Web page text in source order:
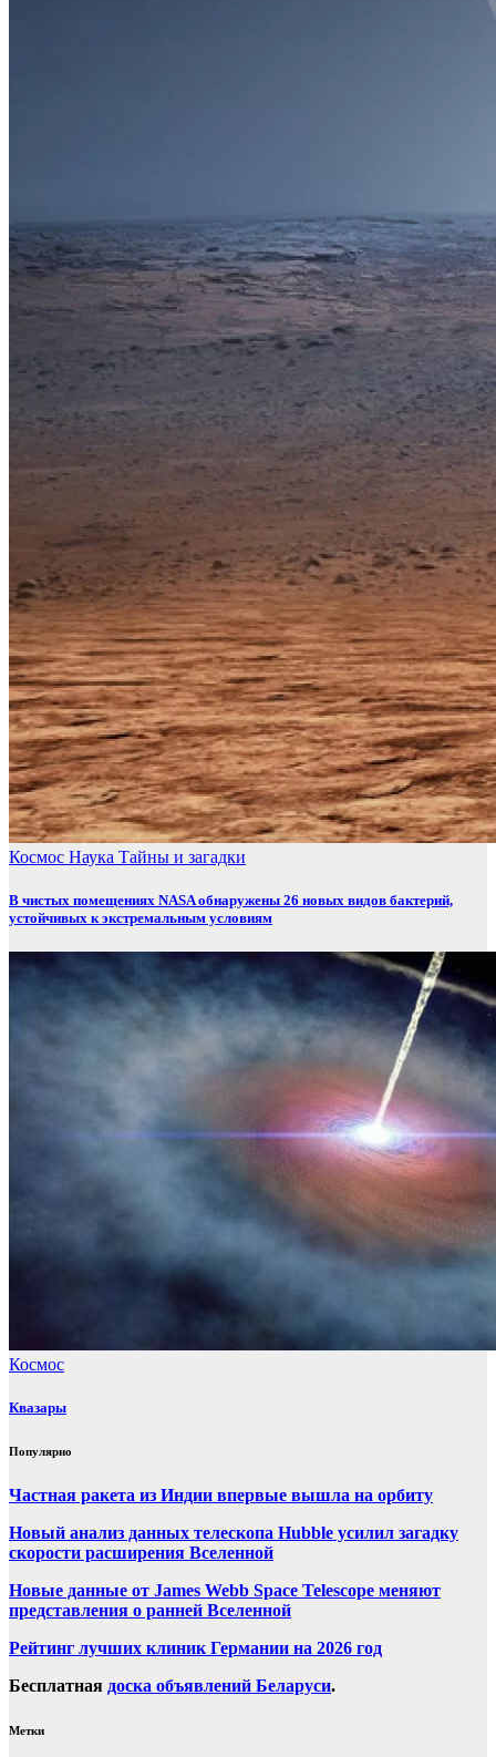
Космос Наука Тайны и загадки
В чистых помещениях NASA обнаружены 26 новых видов бактерий,
устойчивых к экстремальным условиям
Космос
Квазары
Популярно
Частная ракета из Индии впервые вышла на орбиту
Новый анализ данных телескопа Hubble усилил загадку
скорости расширения Вселенной
Новые данные от James Webb Space Telescope меняют
представления о ранней Вселенной
Рейтинг лучших клиник Германии на 2026 год
Бесплатная доска объявлений Беларуси.
Метки